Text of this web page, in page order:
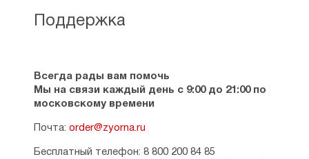
Поддержка
Всегда рады вам помочь
Мы на связи каждый день с 9:00 до 21:00 по
московскому времени
Почта: order@zyorna.ru
Бесплатный телефон: 8 800 200 84 85